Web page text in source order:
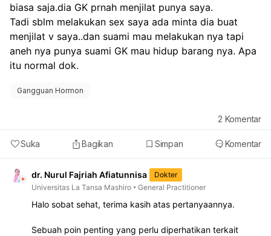
biasa saja.dia GK prnah menjilat punya saya.
Tadi sblm melakukan sex saya ada minta dia buat
menjilat v saya..dan suami mau melakukan nya tapi
aneh nya punya suami GK mau hidup barang nya. Apa
itu normal dok.
Gangguan Hormon
Suka Bagikan Simpan Komentar
2 Komentar
dr. Nurul Fajriah Afiatunnisa
Dokter
Universitas La Tansa Mashiro
General Practitioner
Halo sobat sehat, terima kasih atas pertanyaannya.
Sebuah poin penting yang perlu diperhatikan terkait